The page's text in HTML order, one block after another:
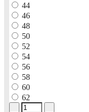
44
46
48
50
52
54
56
58
60
62